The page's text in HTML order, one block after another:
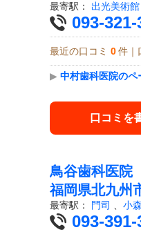
最寄駅： 出光美術館
093-321-
最近の口コミ 0 件｜
▶ 中村歯科医院のペ
口コミを
鳥谷歯科医院
福岡県北九州
最寄駅： 門司 小
093-391-